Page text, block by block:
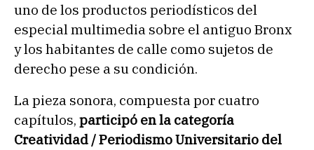
uno de los productos periodísticos del
especial multimedia sobre el antiguo Bronx
y los habitantes de calle como sujetos de
derecho pese a su condición.
La pieza sonora, compuesta por cuatro
capítulos, participó en la categoría
Creatividad / Periodismo Universitario del